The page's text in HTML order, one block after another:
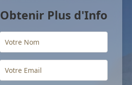
Obtenir Plus d'Info